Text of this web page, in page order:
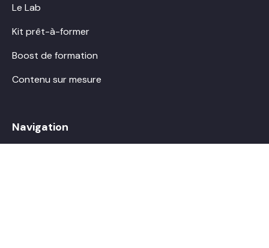
Le Lab
Kit prêt-à-former
Boost de formation
Contenu sur mesure
Navigation